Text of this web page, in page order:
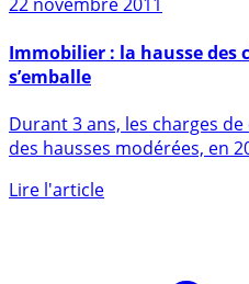
Immobilier : la hausse des
Durant 3 ans, les charges
des hausses modérées, en
forte (...)